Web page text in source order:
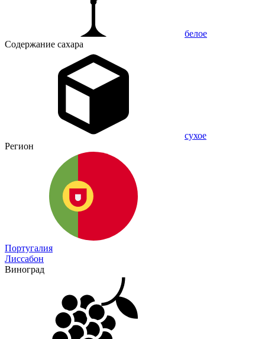
белое
Содержание сахара
сухое
Регион
Португалия
Лиссабон
Виноград